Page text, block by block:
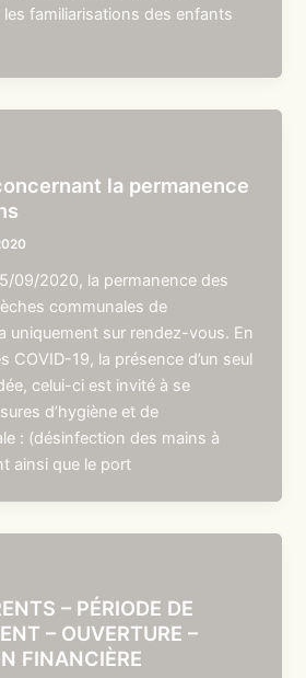
familiarisations des enfants
la permanence
09/2020, la permanence des
communales de
uniquement sur rendez-vous. En
COVID-19, la présence d’un seul
celui-ci est invité à se
d’hygiène et de
: (désinfection des mains à
ainsi que le port
– PÉRIODE DE
– OUVERTURE –
FINANCIÈRE